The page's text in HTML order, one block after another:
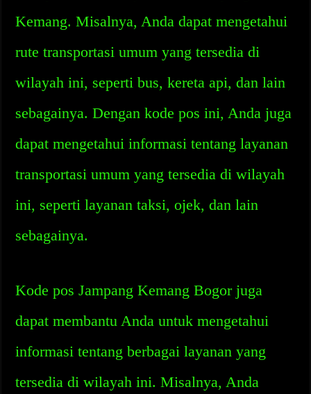
Kemang. Misalnya, Anda dapat mengetahui
rute transportasi umum yang tersedia di
wilayah ini, seperti bus, kereta api, dan lain
sebagainya. Dengan kode pos ini, Anda juga
dapat mengetahui informasi tentang layanan
transportasi umum yang tersedia di wilayah
ini, seperti layanan taksi, ojek, dan lain
sebagainya.
Kode pos Jampang Kemang Bogor juga
dapat membantu Anda untuk mengetahui
informasi tentang berbagai layanan yang
tersedia di wilayah ini. Misalnya, Anda